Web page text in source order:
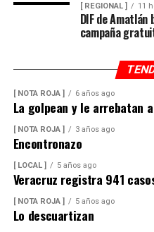
[ REGIONAL ] 11
DIF de
campaña
[ NOTA ROJA ] 6 años ago
La golpean y le arrebatan
[ NOTA ROJA ] 3 años ago
Encontronazo
[ LOCAL ] 5 años ago
Veracruz registra 941
[ NOTA ROJA ] 5 años ago
Lo descuartizan